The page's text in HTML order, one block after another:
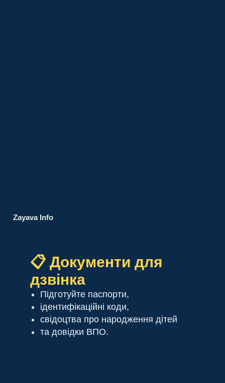
Zayava Info
📋 Документи для
дзвінка
Підготуйте паспорти,
ідентифікаційні коди,
свідоцтва про народження дітей
та довідки ВПО.